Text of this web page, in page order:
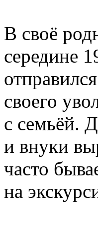
В своё
середине
своего
с семьёй.
и внуки
часто
на